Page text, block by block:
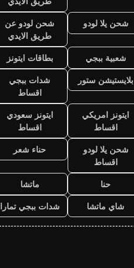
شحن يلا لودو
شحن لودو عن
طريق الايدي
شعبية ببجي
بطاقات ايتونز
بلايستيشن ستور
شدات ببجي
اقساط
ايتونز امريكي
اقساط
ايتونز سعودي
اقساط
شحن يلا لودو
اقساط
حناء شعر
حنا
ماتشا
شاي ماتشا
شدات ببجي تمارا